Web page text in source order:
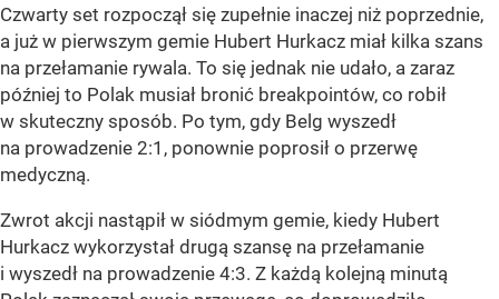
Czwarty set rozpoczął się zupełnie inaczej niż poprzednie,
a już w pierwszym gemie Hubert Hurkacz miał kilka szans
na przełamanie rywala. To się jednak nie udało, a zaraz
później to Polak musiał bronić breakpointów, co robił
w skuteczny sposób. Po tym, gdy Belg wyszedł
na prowadzenie 2:1, ponownie poprosił o przerwę
medyczną.
Zwrot akcji nastąpił w siódmym gemie, kiedy Hubert
Hurkacz wykorzystał drugą szansę na przełamanie
i wyszedł na prowadzenie 4:3. Z każdą kolejną minutą